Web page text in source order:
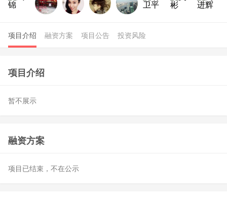
项目介绍 融资方案 项目公告 投资风险
项目介绍
暂不展示
融资方案
项目已结束，不在公示